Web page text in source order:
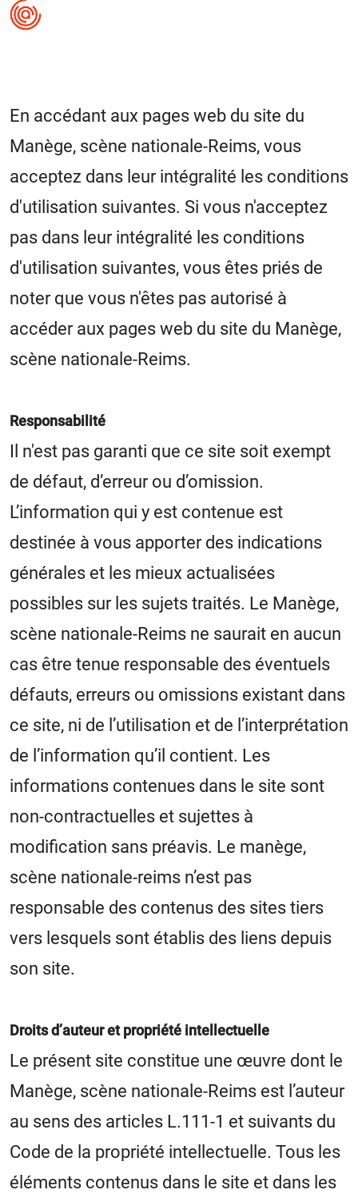
En accédant aux pages web du site du
Manège, scène nationale-Reims, vous
acceptez dans leur intégralité les conditions
d'utilisation suivantes. Si vous n'acceptez
pas dans leur intégralité les conditions
d'utilisation suivantes, vous êtes priés de
noter que vous n'êtes pas autorisé à
accéder aux pages web du site du Manège,
scène nationale-Reims.
Responsabilité
Il n'est pas garanti que ce site soit exempt
de défaut, d’erreur ou d’omission.
L’information qui y est contenue est
destinée à vous apporter des indications
générales et les mieux actualisées
possibles sur les sujets traités. Le Manège,
scène nationale-Reims ne saurait en aucun
cas être tenue responsable des éventuels
défauts, erreurs ou omissions existant dans
ce site, ni de l’utilisation et de l’interprétation
de l’information qu’il contient. Les
informations contenues dans le site sont
non-contractuelles et sujettes à
modification sans préavis. Le manège,
scène nationale-reims n’est pas
responsable des contenus des sites tiers
vers lesquels sont établis des liens depuis
son site.
Droits d’auteur et propriété intellectuelle
Le présent site constitue une œuvre dont le
Manège, scène nationale-Reims est l’auteur
au sens des articles L.111-1 et suivants du
Code de la propriété intellectuelle. Tous les
éléments contenus dans le site et dans les